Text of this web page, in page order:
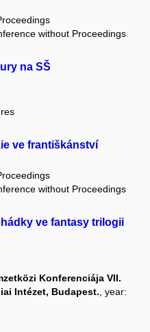
without Proceedings
na SŠ
ve františkánství
without Proceedings
ve fantasy trilogii
Konferenciája VII.
Intézet, Budapest. , year: